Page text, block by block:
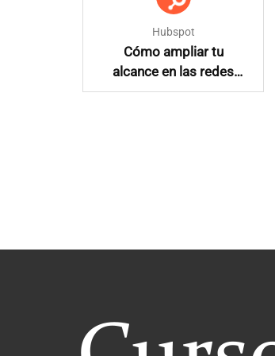
Hubspot
Cómo ampliar tu
alcance en las redes
sociales